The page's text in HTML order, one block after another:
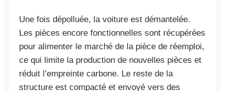
Une fois dépolluée, la voiture est démantelée.
Les pièces encore fonctionnelles sont récupérées
pour alimenter le marché de la pièce de réemploi,
ce qui limite la production de nouvelles pièces et
réduit l’empreinte carbone. Le reste de la
structure est compacté et envoyé vers des